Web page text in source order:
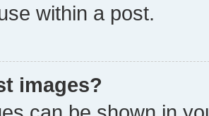
within a post.
images?